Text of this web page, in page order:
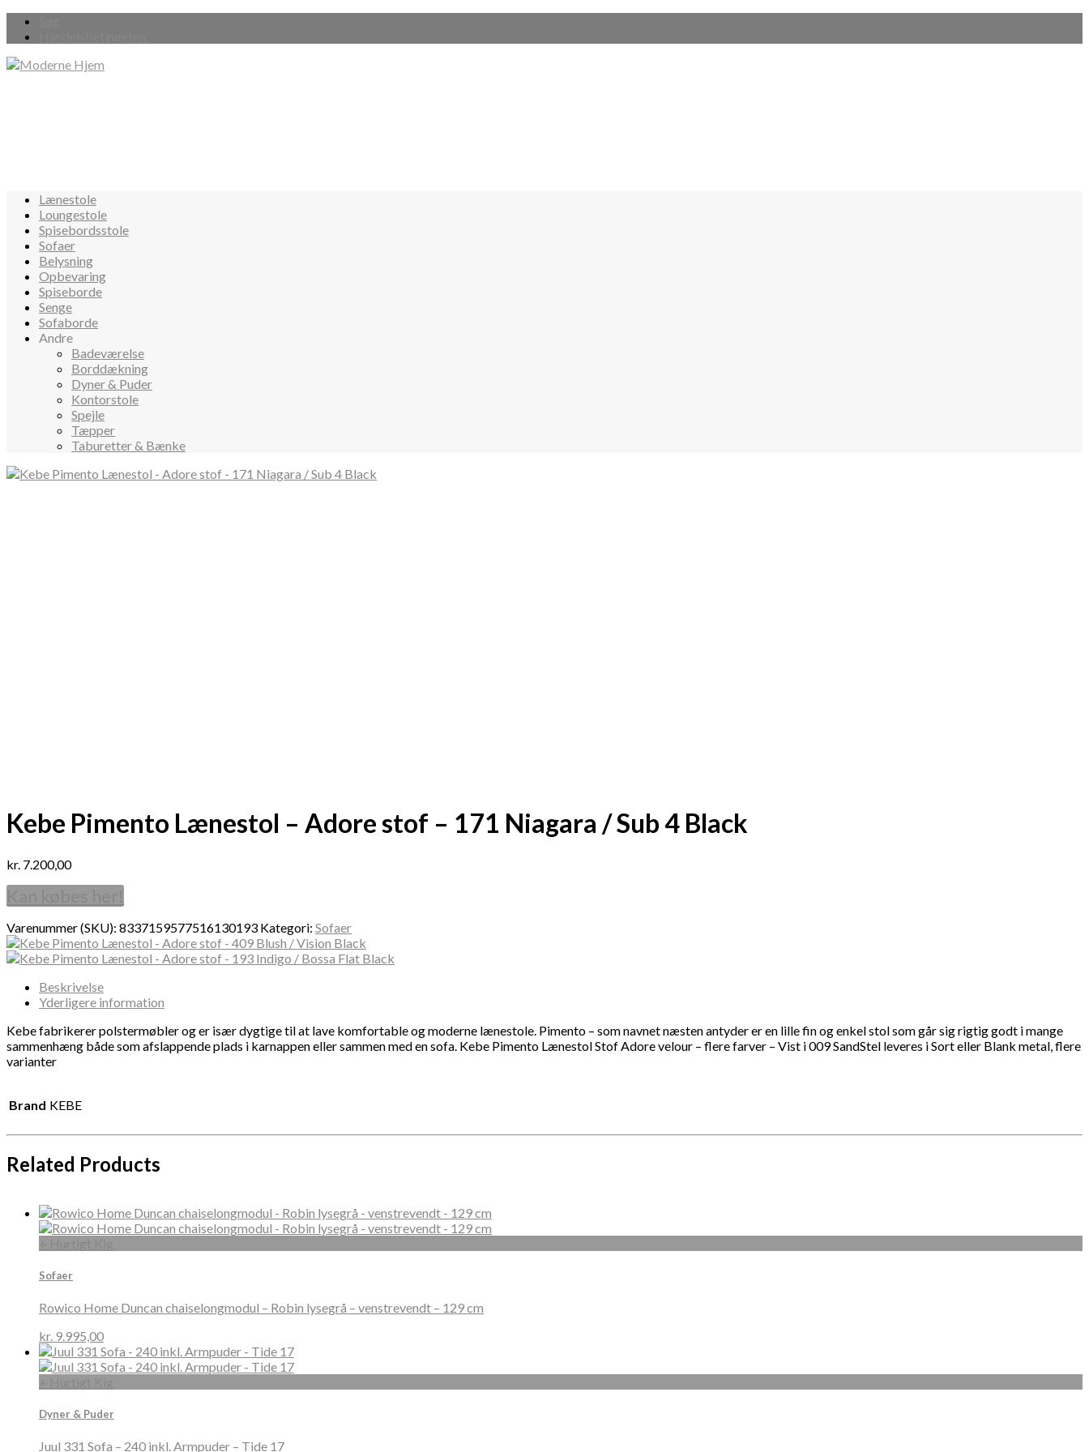
Lænestole
Loungestole
Spisebordsstole
Sofaer
Belysning
Opbevaring
Spiseborde
Senge
Sofaborde
Andre
Badeværelse
Borddækning
Dyner & Puder
Kontorstole
Spejle
Tæpper
Taburetter & Bænke
Kebe Pimento Lænestol – Adore stof – 171 Niagara / Sub 4 Black
kr. 7.200,00
Varenummer (SKU): 8337159577516130193 Kategori: Sofaer
Beskrivelse
Yderligere information
Kebe fabrikerer polstermøbler og er især dygtige til at lave komfortable og moderne lænestole. Pimento – som navnet næsten antyder er en lille fin og enkel stol som går sig rigtig godt i mange
sammenhæng både som afslappende plads i karnappen eller sammen med en sofa. Kebe Pimento Lænestol Stof Adore velour – flere farver – Vist i 009 SandStel leveres i Sort eller Blank metal, flere
varianter
Brand KEBE
Related Products
Sofaer
Rowico Home Duncan chaiselongmodul – Robin lysegrå – venstrevendt – 129 cm
kr. 9.995,00
Dyner & Puder
Juul 331 Sofa – 240 inkl. Armpuder – Tide 17